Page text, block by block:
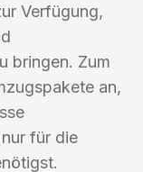
Verfügung,
bringen. Zum
an,
für die